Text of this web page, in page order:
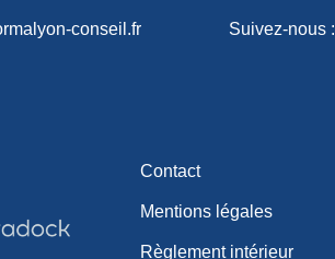
conseil.fr Suivez-nous :
Contact
Mentions légales
Règlement intérieur